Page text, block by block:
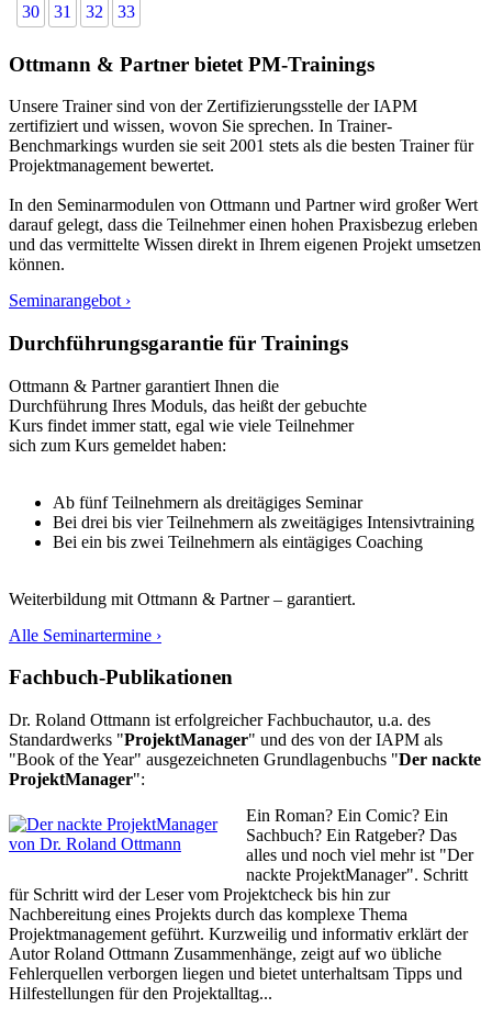
30
31 32 33
Ottmann & Partner bietet PM-Trainings
Unsere Trainer sind von der Zertifizierungsstelle der IAPM
zertifiziert und wissen, wovon Sie sprechen. In Trainer-
Benchmarkings wurden sie seit 2001 stets als die besten Trainer für
Projektmanagement bewertet.
In den Seminarmodulen von Ottmann und Partner wird großer Wert
darauf gelegt, dass die Teilnehmer einen hohen Praxisbezug erleben
und das vermittelte Wissen direkt in Ihrem eigenen Projekt umsetzen
können.
Seminarangebot ›
Durchführungsgarantie für Trainings
Ottmann & Partner garantiert Ihnen die
Durchführung Ihres Moduls, das heißt der gebuchte
Kurs findet immer statt, egal wie viele Teilnehmer
sich zum Kurs gemeldet haben:
Ab fünf Teilnehmern als dreitägiges Seminar
Bei drei bis vier Teilnehmern als zweitägiges Intensivtraining
Bei ein bis zwei Teilnehmern als eintägiges Coaching
Weiterbildung mit Ottmann & Partner – garantiert.
Alle Seminartermine ›
Fachbuch-Publikationen
Dr. Roland Ottmann ist erfolgreicher Fachbuchautor, u.a. des
Standardwerks "ProjektManager" und des von der IAPM als
"Book of the Year" ausgezeichneten Grundlagenbuchs "Der nackte
ProjektManager":
Ein Roman? Ein Comic? Ein
Sachbuch? Ein Ratgeber? Das
alles und noch viel mehr ist "Der
nackte ProjektManager". Schritt
für Schritt wird der Leser vom Projektcheck bis hin zur
Nachbereitung eines Projekts durch das komplexe Thema
Projektmanagement geführt. Kurzweilig und informativ erklärt der
Autor Roland Ottmann Zusammenhänge, zeigt auf wo übliche
Fehlerquellen verborgen liegen und bietet unterhaltsam Tipps und
Hilfestellungen für den Projektalltag...